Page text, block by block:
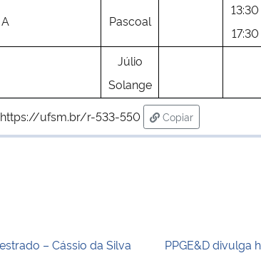
Pascoal
13:30
17:30
Júlio
Solange
https://ufsm.br/r-533-550
Copiar
para área de
– Cássio da Silva
PPGE&D divulga